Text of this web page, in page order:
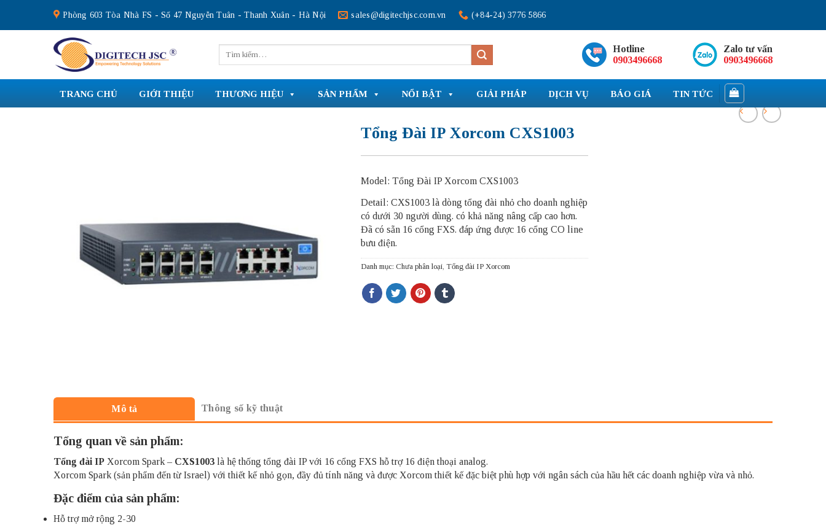
content
Phòng 603 Tòa Nhà FS - Số 47 Nguyễn Tuân - Thanh Xuân - Hà Nội sales@digitechjsc.com.vn (+84-24) 3776 5866
kiếm:
Hotline
0903496668
Zalo tư vấn
0903496668
TRANG CHỦ GIỚI THIỆU THƯƠNG HIỆU SẢN PHẨM NỔI BẬT GIẢI PHÁP DỊCH VỤ BÁO GIÁ TIN TỨC
Tổng Đài IP Xorcom CXS1003
Model: Tổng Đài IP Xorcom CXS1003
Detail: CXS1003 là dòng tổng đài nhỏ cho doanh nghiệp
có dưới 30 người dùng. có khả năng nâng cấp cao hơn.
Đã có sẵn 16 cổng FXS. đáp ứng được 16 cổng CO line
bưu điện.
Danh mục: Chưa phân loại, Tổng đài IP Xorcom
Mô tả Thông số kỹ thuật
Tổng quan về sản phẩm:
Tổng đài IP Xorcom Spark – CXS1003 là hệ thống tổng đài IP với 16 cổng FXS hỗ trợ 16 điện thoại analog.
Xorcom Spark (sản phẩm đến từ Israel) với thiết kế nhỏ gọn, đầy đủ tính năng và được Xorcom thiết kế đặc biệt phù hợp với ngân sách của hầu hết các doanh nghiệp vừa và nhỏ.
Đặc điểm của sản phẩm:
Hỗ trợ mở rộng 2-30